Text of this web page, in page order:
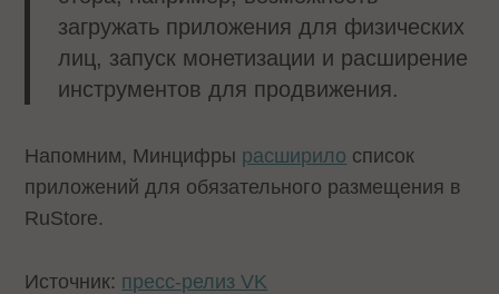
загружать приложения для физических
лиц, запуск монетизации и расширение
инструментов для продвижения.
Напомним, Минцифры расширило список
приложений для обязательного размещения в
RuStore.
Источник: пресс-релиз VK